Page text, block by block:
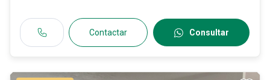
Contactar Consultar